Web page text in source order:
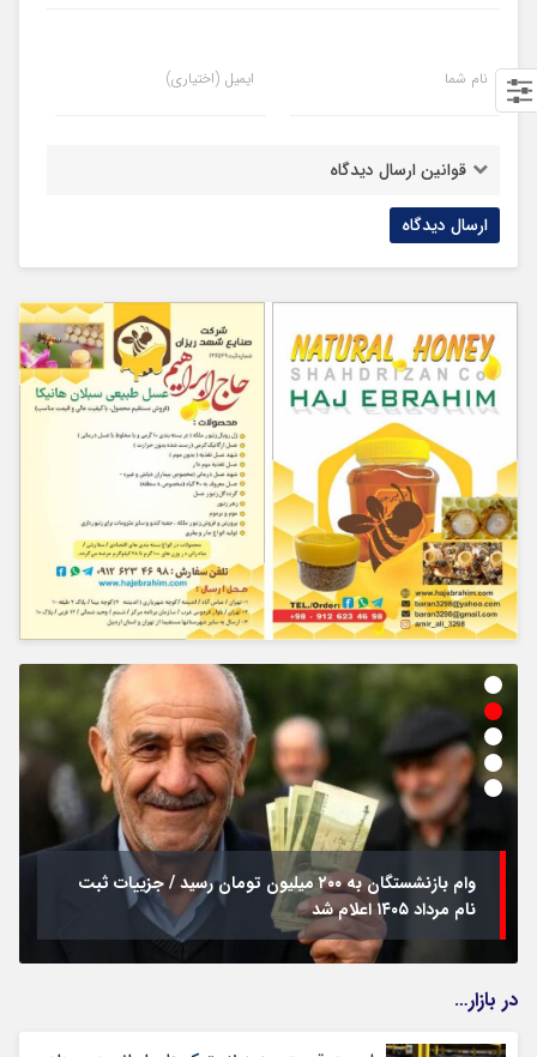
نام شما ایمیل (اختیاری)
قوانین ارسال دیدگاه
وام بازنشستگان به ۲۰۰ میلیون تومان رسید / جزییات ثبت
نام مرداد ۱۴۰۵ اعلام شد
در بازار…